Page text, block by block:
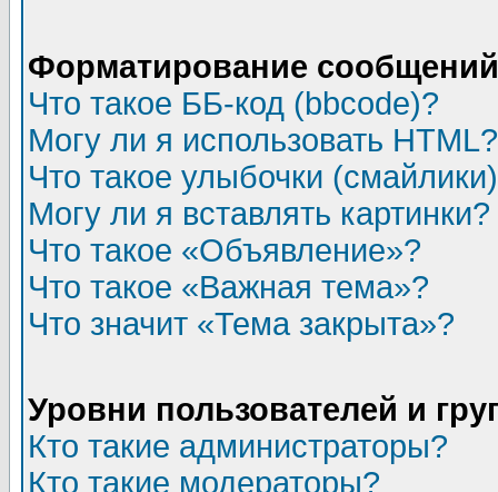
Форматирование
Что такое ББ-код (bbcode)?
Могу ли я использовать HTML?
Что такое улыбочки
Могу ли я вставлять картинки?
Что такое «Объявление»?
Что такое «Важная тема»?
Что значит «Тема закрыта»?
Уровни пользователей и
Кто такие администраторы?
Кто такие модераторы?